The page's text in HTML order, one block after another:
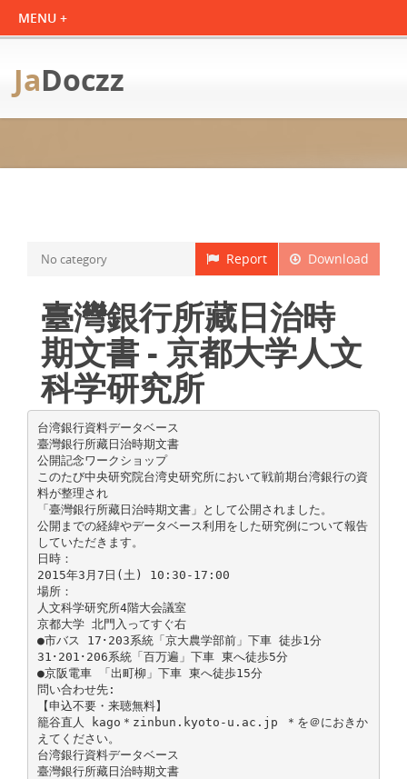
JaDoczz
Download
Report
No category
臺灣銀行所藏日治時
期文書 - 京都大学人文
科学研究所
台湾銀行資料データベース
臺灣銀行所藏日治時期文書
公開記念ワークショップ
このたび中央研究院台湾史研究所において戦前期台湾銀行の資
料が整理され
「臺灣銀行所藏日治時期文書」として公開されました。
公開までの経緯やデータベース利用をした研究例について報告
していただきます。
日時：
2015年3月7日(土) 10:30-17:00
場所：
人文科学研究所4階大会議室
京都大学 北門入ってすぐ右
●市バス 17･203系統「京大農学部前」下車 徒歩1分
31･201･206系統「百万遍」下車 東へ徒歩5分
●京阪電車 「出町柳」下車 東へ徒歩15分
問い合わせ先:
【申込不要・来聴無料】
籠谷直人 kago＊zinbun.kyoto-u.ac.jp ＊を＠におきか
えてください。
台湾銀行資料データベース
臺灣銀行所藏日治時期文書